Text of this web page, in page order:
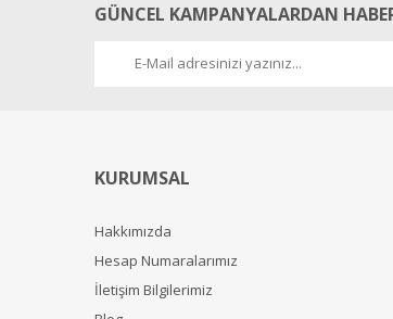
GÜNCEL KAMPANYALARDAN
KURUMSAL
Hakkımızda
Hesap Numaralarımız
İletişim Bilgilerimiz